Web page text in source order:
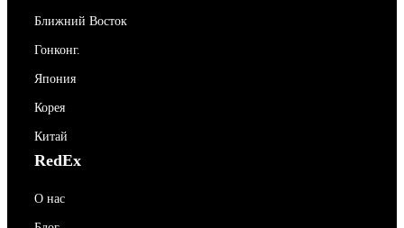
Ближний Восток
Гонконг.
Япония
Корея
Китай
RedEx
О нас